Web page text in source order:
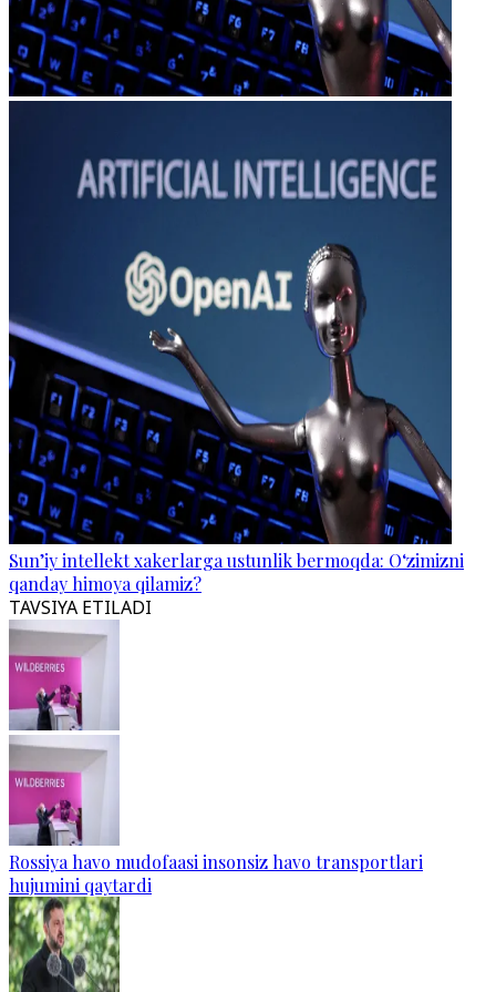
Sun’iy intellekt xakerlarga ustunlik bermoqda: O‘zimizni
qanday himoya qilamiz?
TAVSIYA ETILADI
Rossiya havo mudofaasi insonsiz havo transportlari
hujumini qaytardi